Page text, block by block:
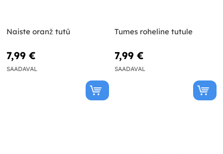
Naiste oranž tutū
7,99 €
SAADAVAL
Tumes roheline tutule
7,99 €
SAADAVAL